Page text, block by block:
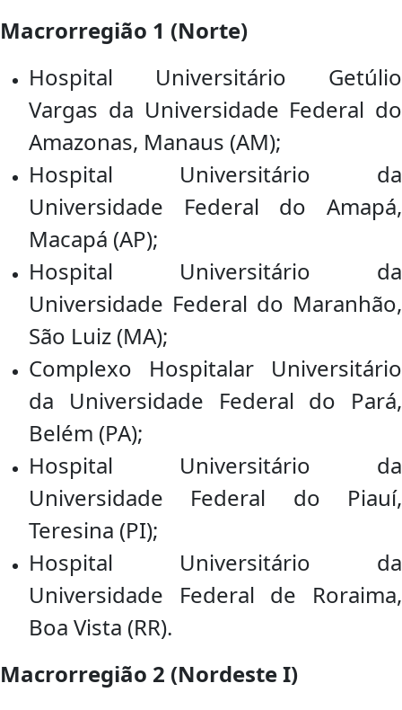
Macrorregião 1 (Norte)
Hospital Universitário Getúlio
Vargas da Universidade Federal do
Amazonas, Manaus (AM);
Hospital Universitário da
Universidade Federal do Amapá,
Macapá (AP);
Hospital Universitário da
Universidade Federal do Maranhão,
São Luiz (MA);
Complexo Hospitalar Universitário
da Universidade Federal do Pará,
Belém (PA);
Hospital Universitário da
Universidade Federal do Piauí,
Teresina (PI);
Hospital Universitário da
Universidade Federal de Roraima,
Boa Vista (RR).
Macrorregião 2 (Nordeste I)